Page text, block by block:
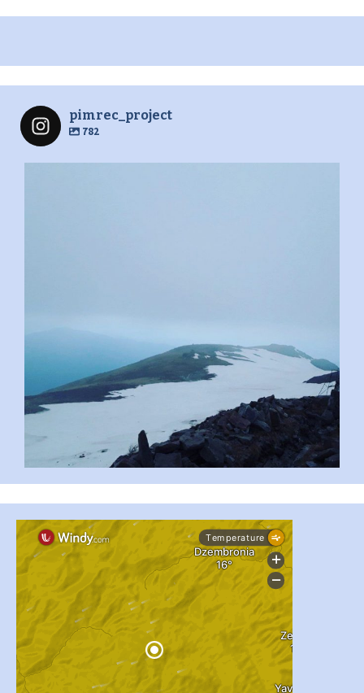
pimrec_project
782
...
pimrec_project